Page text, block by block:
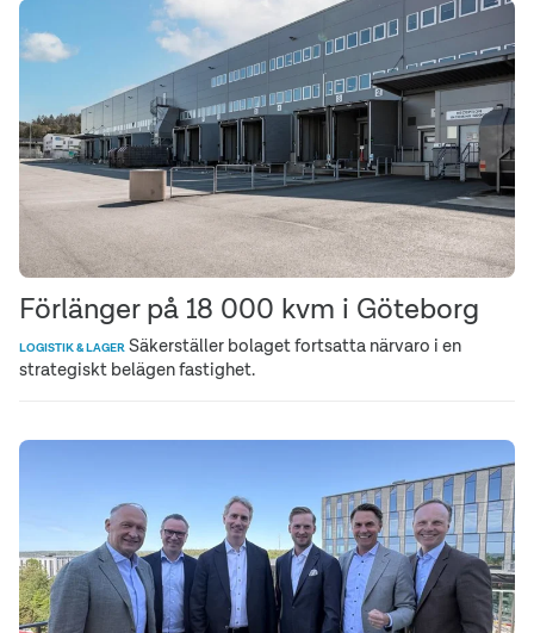
Förlänger på 18 000 kvm i Göteborg
LOGISTIK & LAGER Säkerställer bolaget fortsatta närvaro i en
strategiskt belägen fastighet.